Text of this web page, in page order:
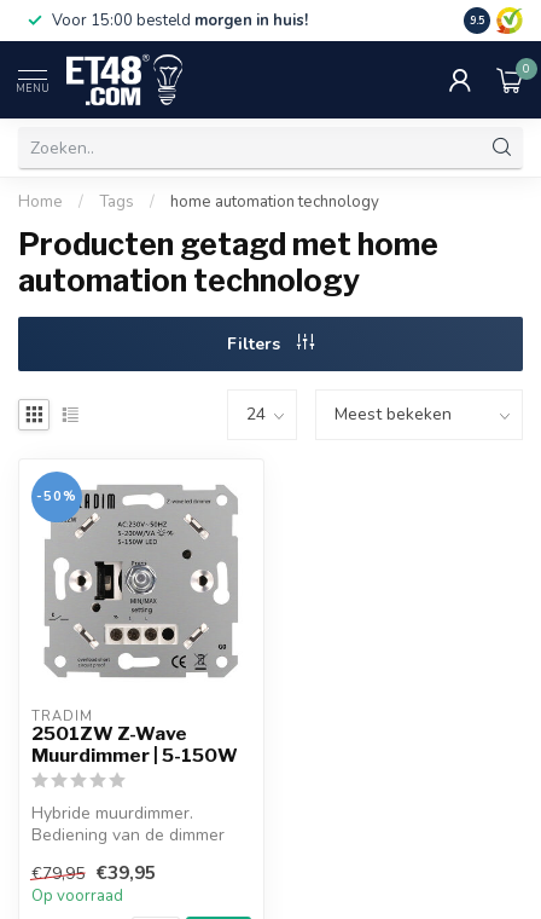
Voor 15:00 besteld morgen in huis! Gratis
€75,-.
9.5
MENU
0
Home / Tags / home automation technology
Producten getagd met home
automation technology
Filters
-50%
TRADIM
2501ZW Z-Wave
Muurdimmer | 5-150W
Hybride muurdimmer.
Bediening van de dimmer
Wave). Ges...
€79,95 €39,95
Op voorraad